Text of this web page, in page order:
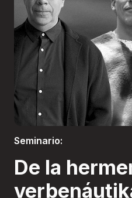
Seminario:
De la